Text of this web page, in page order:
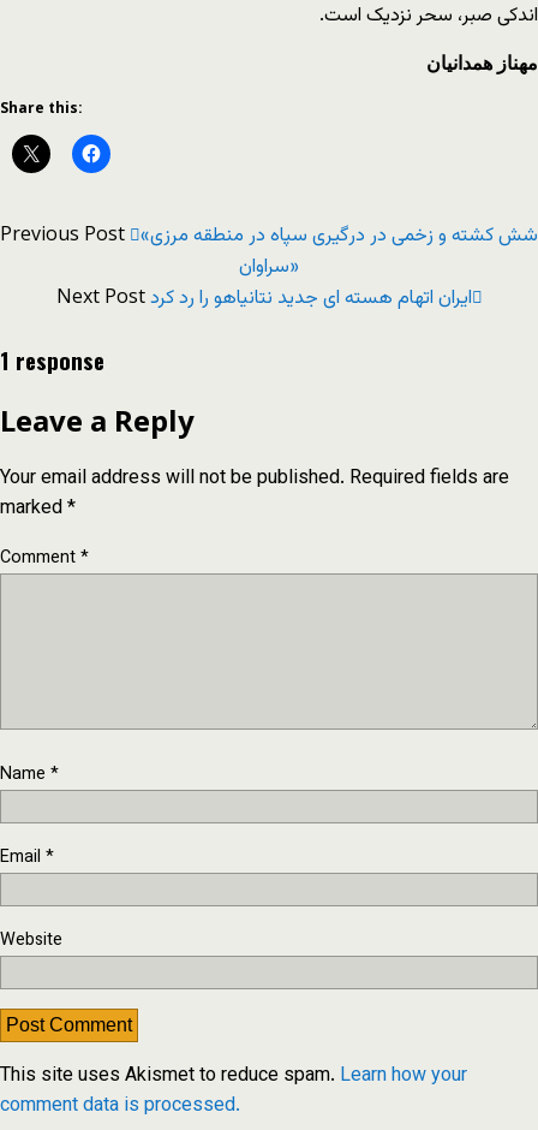
اندکی صبر، سحر نزدیک است.
مهناز همدانیان
Share this:
Previous Post «شش کشته و زخمی در درگیری سپاه در منطقه مرزی
سراوان»
Next Postایران اتهام هسته ای جدید نتانیاهو را رد کرد
1 response
Leave a Reply
Your email address will not be published. Required fields are
marked*
Comment*
Name *
Email *
Website
This site uses Akismet to reduce spam. Learn how your
comment data is processed.